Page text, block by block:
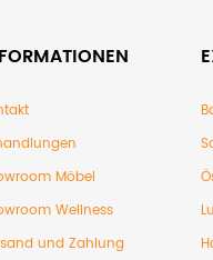
Möbel
Wellness
und Zahlung